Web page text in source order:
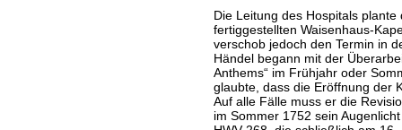
Die Leitung des Hospitals
fertiggestellten Waisenhaus-
verschob jedoch den Termin in
Händel begann mit der
Anthems“ im Frühjahr oder
glaubte, dass die Eröffnung der
Auf alle Fälle muss er die
im Sommer 1752 sein